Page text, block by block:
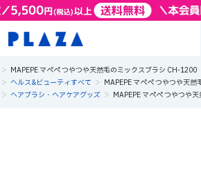
> MAPEPE マペペ つやつや天然毛のミックスブラシ CH-1200
> ヘルス&ビューティすべて > MAPEPE マペペ つやつや天
> ヘアブラシ・ヘアケアグッズ > MAPEPE マペペ つやつや